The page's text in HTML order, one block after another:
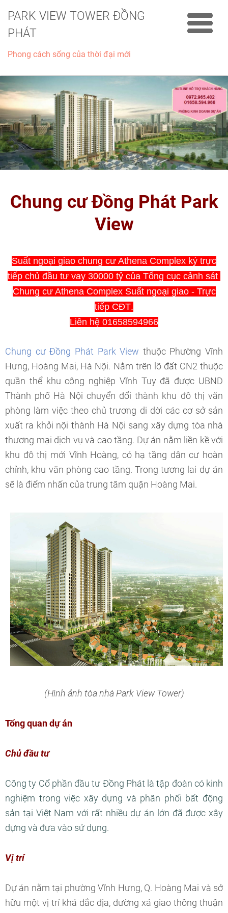
PARK VIEW TOWER ĐỒNG
PHÁT
Phong cách sống của thời đại mới
Chung cư Đồng Phát Park
View
Suất ngoại giao chung cư Athena Complex ký trực
tiếp chủ đầu tư vay 30000 tỷ của Tổng cục cảnh sát
Chung cư Athena Complex Suất ngoại giao - Trực
tiếp CĐT.
Liên hệ 01658594966
Chung cư Đồng Phát Park View thuộc Phường Vĩnh
Hưng, Hoàng Mai, Hà Nội. Nằm trên lô đất CN2 thuộc
quần thể khu công nghiệp Vĩnh Tuy đã được UBND
Thành phố Hà Nội chuyển đổi thành khu đô thị văn
phòng làm việc theo chủ trương di dời các cơ sở sản
xuất ra khỏi nội thành Hà Nội sang xây dựng tòa nhà
thương mại dịch vụ và cao tầng. Dự án nằm liền kề với
khu đô thị mới Vĩnh Hoàng, có hạ tầng dân cư hoàn
chỉnh, khu văn phòng cao tầng. Trong tương lai dự án
sẽ là điểm nhấn của trung tâm quận Hoàng Mai.
(Hình ảnh tòa nhà Park View Tower)
Tổng quan dự án
Chủ đầu tư
Công ty Cổ phần đầu tư Đồng Phát là tập đoàn có kinh
nghiệm trong việc xây dựng và phân phối bất động
sản tại Việt Nam với rất nhiều dự án lớn đã được xây
dựng và đưa vào sử dụng.
Vị trí
Dự án nằm tại phường Vĩnh Hưng, Q. Hoàng Mai và sở
hữu một vị trí khá đắc địa, đường xá giao thông thuận